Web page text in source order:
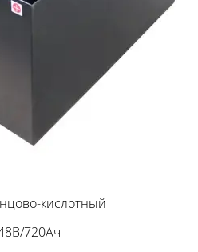
кислотный
720Ач